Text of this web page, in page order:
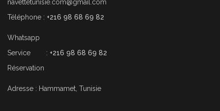
navettetunisie.com@gmail.com
Téléphone : +216 98 68 69 82
Whatsapp
Service : +216 98 68 69 82
Réservation
Adresse : Hammamet, Tunisie